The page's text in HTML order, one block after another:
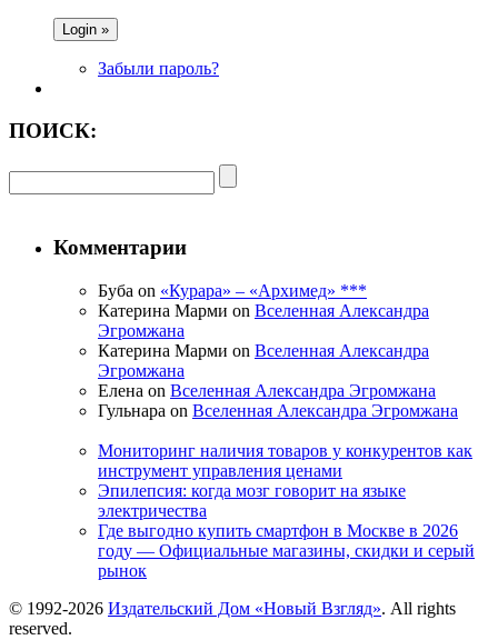
Забыли пароль?
ПОИСК:
Комментарии
Буба on «Курара» – «Архимед» ***
Катерина Марми on Вселенная Александра
Эгромжана
Катерина Марми on Вселенная Александра
Эгромжана
Елена on Вселенная Александра Эгромжана
Гульнара on Вселенная Александра Эгромжана
Мониторинг наличия товаров у конкурентов как
инструмент управления ценами
Эпилепсия: когда мозг говорит на языке
электричества
Где выгодно купить смартфон в Москве в 2026
году — Официальные магазины, скидки и серый
рынок
© 1992-2026 Издательский Дом «Новый Взгляд». All rights
reserved.